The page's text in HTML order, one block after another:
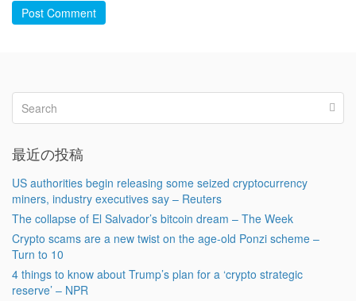
Post Comment
最近の投稿
US authorities begin releasing some seized cryptocurrency
miners, industry executives say – Reuters
The collapse of El Salvador’s bitcoin dream – The Week
Crypto scams are a new twist on the age-old Ponzi scheme –
Turn to 10
4 things to know about Trump’s plan for a ‘crypto strategic
reserve’ – NPR